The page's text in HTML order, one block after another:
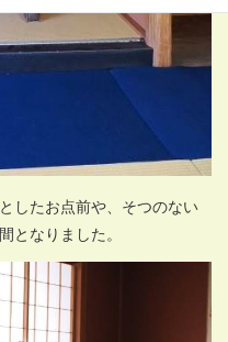
したお点前や、そつのない
となりました。